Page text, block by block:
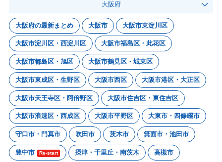
大阪府
大阪府の最新まとめ 大阪市 大阪市東淀川区
大阪市淀川区・西淀川区 大阪市福島区・此花区
大阪市都島区・旭区 大阪市鶴見区・城東区
大阪市東成区・生野区 大阪市西区 大阪市港区・大正区
大阪市天王寺区・阿倍野区 大阪市住吉区・東住吉区
大阪市浪速区・西成区 大阪市平野区 大東市・四條畷市
守口市・門真市 吹田市 茨木市 箕面市・池田市
豊中市 Re-start 摂津・千里丘・南茨木 高槻市